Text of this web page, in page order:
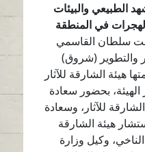
الطبيعي والبيئات
في المنطقة
سلطان القاسمي
والتطوير (شروق)
هيئة الشارقة للآثار
بحضور سعادة
للآثار، وسعادة
هيئة الشارقة
وكيل وزارة